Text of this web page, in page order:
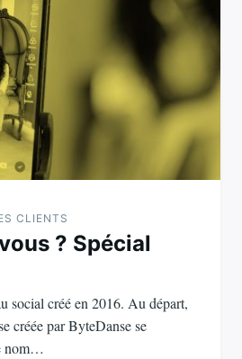
CLIENTS
? Spécial
social créé en 2016. Au départ,
créée par ByteDanse se
nom…